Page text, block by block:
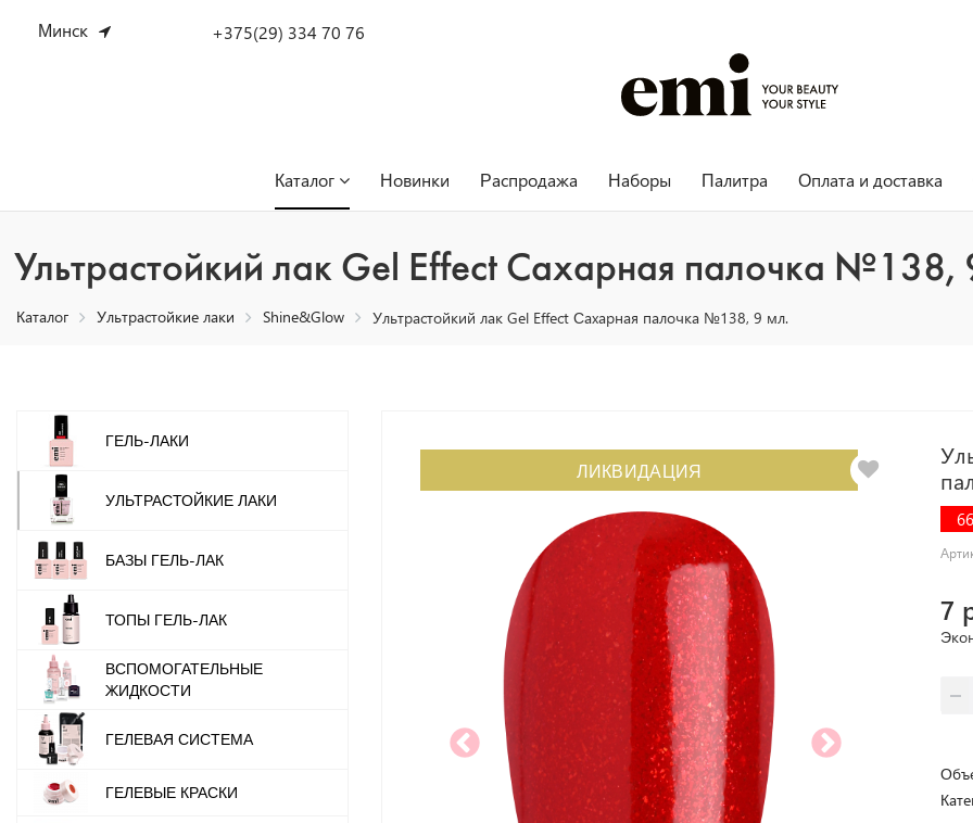
Минск +375(29) 334 70 76
Каталог Новинки Распродажа Наборы Палитра Оплата и доставка
Ультрастойкий лак Gel Effect Сахарная палочка №138,
Каталог Ультрастойкие лаки Shine&Glow Ультрастойкий лак Gel Effect Сахарная палочка №138, 9 мл.
ЛИКВИДАЦИЯ
7
ГЕЛЬ-ЛАКИ
УЛЬТРАСТОЙКИЕ ЛАКИ
БАЗЫ ГЕЛЬ-ЛАК
ТОПЫ ГЕЛЬ-ЛАК
ВСПОМОГАТЕЛЬНЫЕ
ЖИДКОСТИ
ГЕЛЕВАЯ СИСТЕМА
ГЕЛЕВЫЕ КРАСКИ